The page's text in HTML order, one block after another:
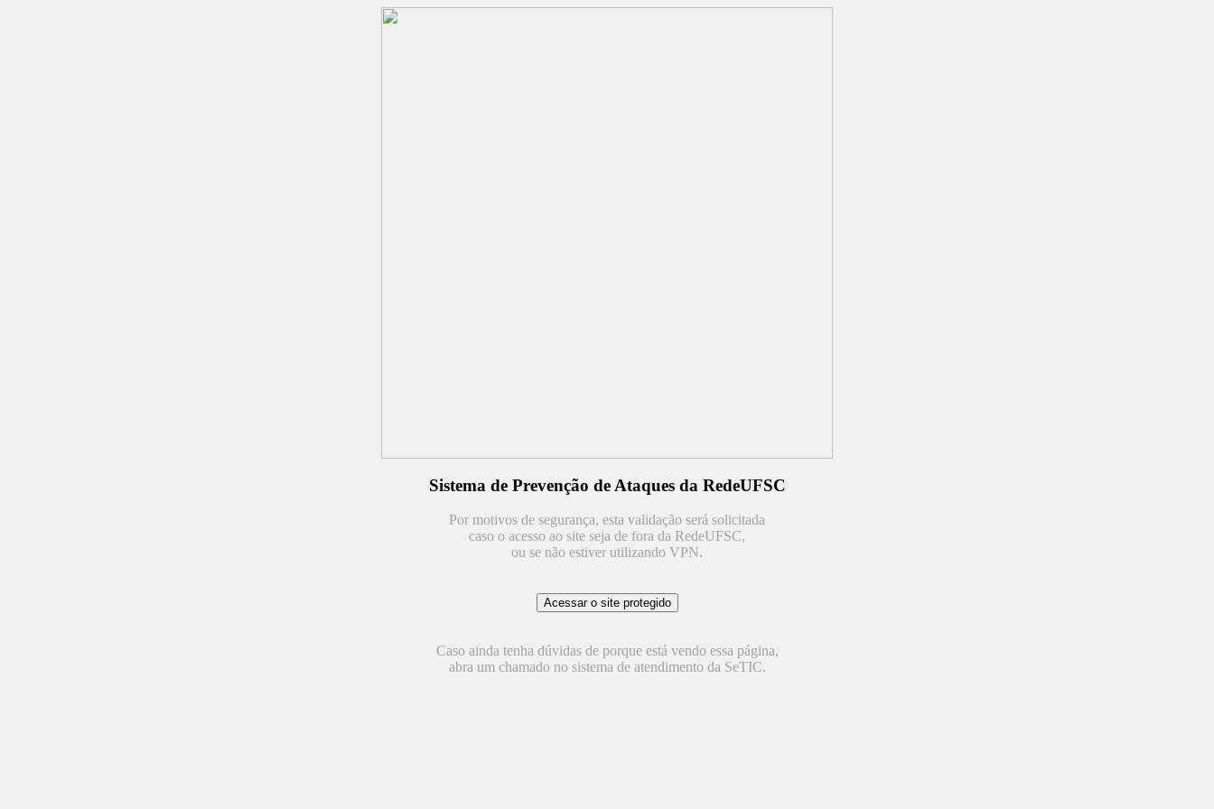
Sistema de Prevenção de Ataques da RedeUFSC
Por motivos de segurança, esta validação será solicitada
caso o acesso ao site seja de fora da RedeUFSC,
ou se não estiver utilizando VPN.
Caso ainda tenha dúvidas de porque está vendo essa página,
abra um chamado no sistema de atendimento da SeTIC.